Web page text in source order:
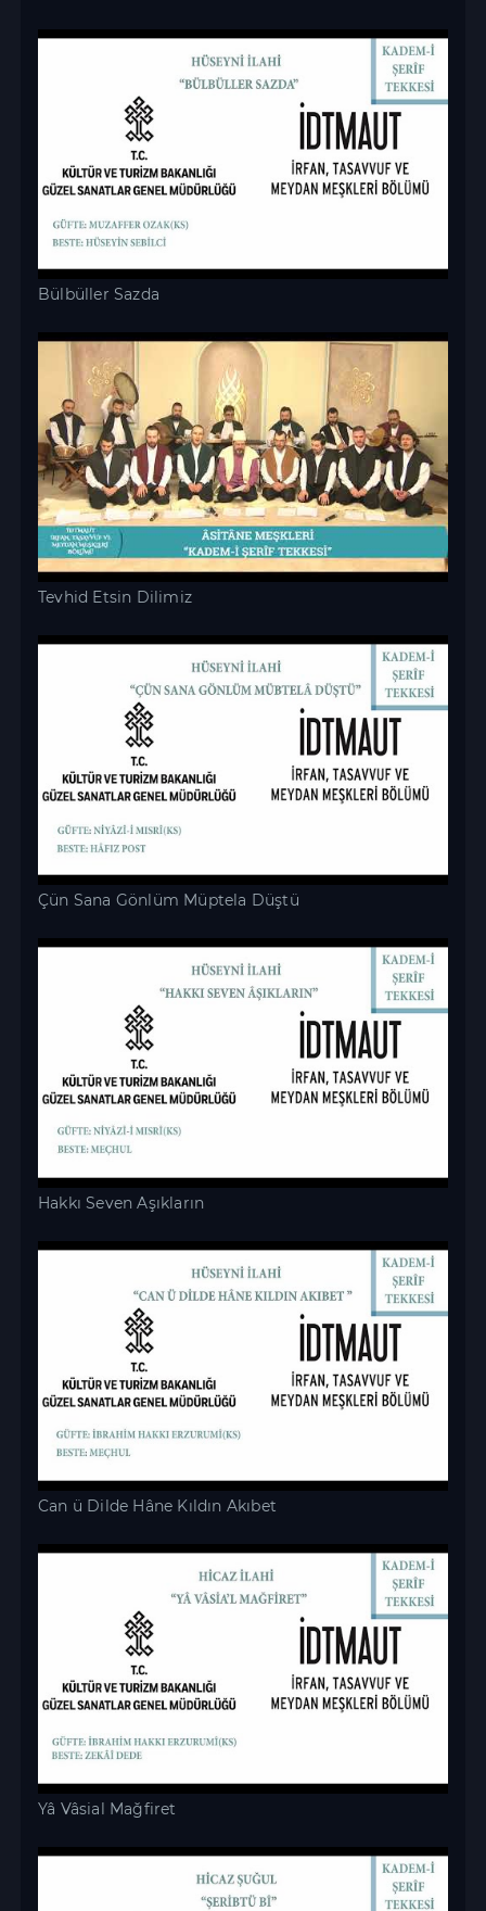
Bülbüller Sazda
Tevhid Etsin Dilimiz
Çün Sana Gönlüm Müptela Düştü
Hakkı Seven Aşıkların
Can ü Dilde Hâne Kıldın Akıbet
Yâ Vâsial Mağfiret